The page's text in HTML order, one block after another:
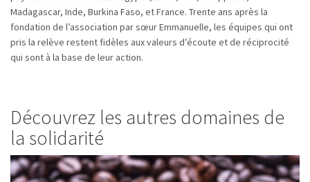
Madagascar, Inde, Burkina Faso, et France. Trente ans après la
fondation de l’association par sœur Emmanuelle, les équipes qui ont
pris la relève restent fidèles aux valeurs d’écoute et de réciprocité
qui sont à la base de leur action.
Découvrez les autres domaines de
la solidarité